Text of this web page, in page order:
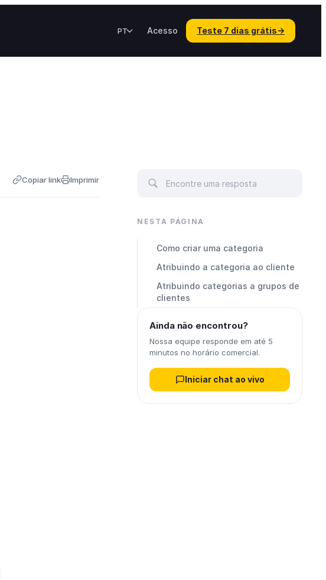
PT Acesso Teste 7 dias grátis→
Copiar link Imprimir
NESTA PÁGINA
Como criar uma categoria
Atribuindo a categoria ao cliente
Atribuindo categorias a grupos de
clientes
Ainda não encontrou?
Nossa equipe responde em até 5
minutos no horário comercial.
Iniciar chat ao vivo